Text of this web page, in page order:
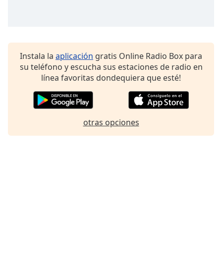
Modal
Dialog
Instala la aplicación gratis Online Radio Box para
su teléfono y escucha sus estaciones de radio en
línea favoritas dondequiera que esté!
otras opciones